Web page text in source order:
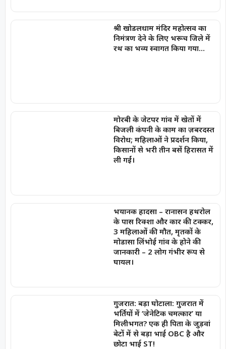
श्री खोडलधाम मंदिर महोत्सव का
निमंत्रण देने के लिए भरूच जिले में
रथ का भव्य स्वागत किया गया…
मोरबी के जेटपर गांव में खेतों में
बिजली कंपनी के काम का ज़बरदस्त
विरोध; महिलाओं ने प्रदर्शन किया,
किसानों से भरी तीन बसें हिरासत में
ली गईं।
भयानक हादसा – रानासन हथरोल
के पास रिक्शा और कार की टक्कर,
3 महिलाओं की मौत, मृतकों के
मोडासा लिंभोई गांव के होने की
जानकारी – 2 लोग गंभीर रूप से
घायल।
गुजरात: बड़ा घोटाला: गुजरात में
भर्तियों में ‘जेनेटिक चमत्कार’ या
मिलीभगत? एक ही पिता के जुड़वां
बेटों में से बड़ा भाई OBC है और
छोटा भाई ST!